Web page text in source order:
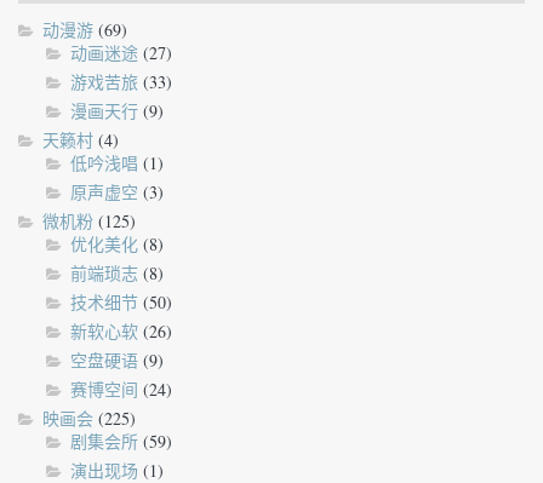
动漫游 (69)
动画迷途 (27)
游戏苦旅 (33)
漫画天行 (9)
天籁村 (4)
低吟浅唱 (1)
原声虚空 (3)
微机粉 (125)
优化美化 (8)
前端琐志 (8)
技术细节 (50)
新软心软 (26)
空盘硬语 (9)
赛博空间 (24)
映画会 (225)
剧集会所 (59)
演出现场 (1)